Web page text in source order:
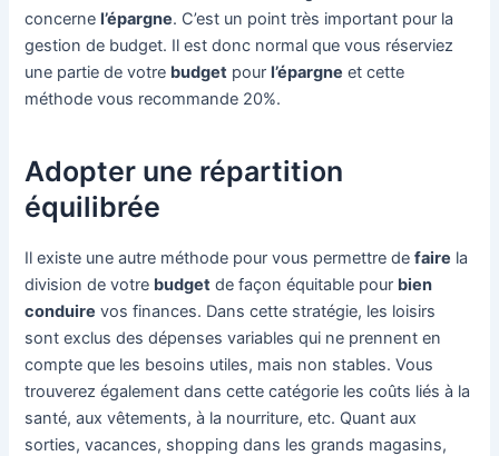
concernel’épargne. C’est un point très important pour la
gestion de budget. Il est donc normal que vous réserviez
une partie de votre budget pourl’épargne et cette
méthode vous recommande 20%.
Adopter une répartition
équilibrée
Il existe une autre méthode pour vous permettre defaire la
division de votre budget de façon équitable pour bien
conduire vos finances. Dans cette stratégie, les loisirs
sont exclus des dépenses variables qui ne prennent en
compte que les besoins utiles, mais non stables. Vous
trouverez également dans cette catégorie les coûts liés à la
santé, aux vêtements, à la nourriture, etc. Quant aux
sorties, vacances, shopping dans les grands magasins,